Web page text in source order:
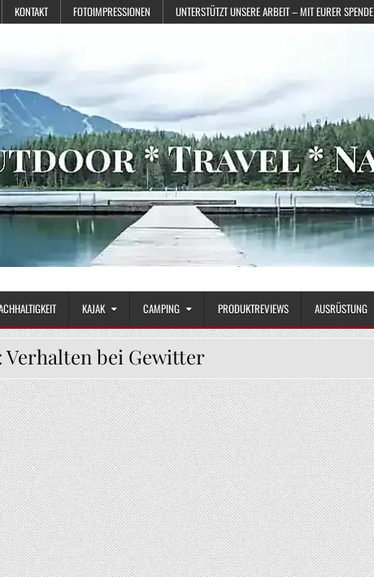
KONTAKT FOTOIMPRESSIONEN UNTERSTÜTZT UNSERE ARBEIT – MIT EURER SPENDE
KAJAK CAMPING PRODUKTREVIEWS AUSRÜSTUNG
Verhalten bei Gewitter
DAS DONNERGROLLEN IM WALD 5 (4)